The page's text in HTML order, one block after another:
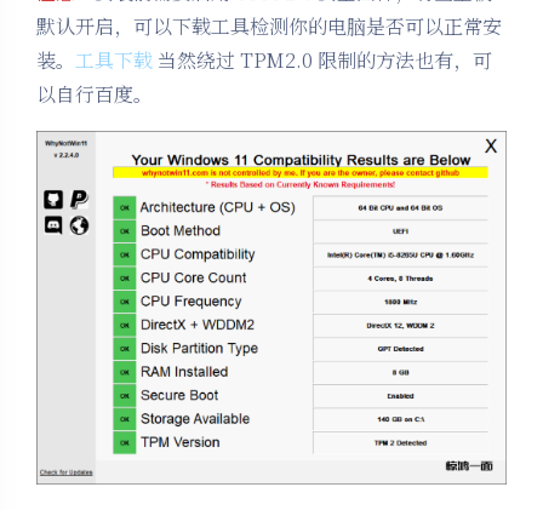
默认开启，可以下载工具检测你的电脑是否可以正常安
装。 工具下载 当然绕过 TPM2.0 限制的方法也有，可
以自行百度。